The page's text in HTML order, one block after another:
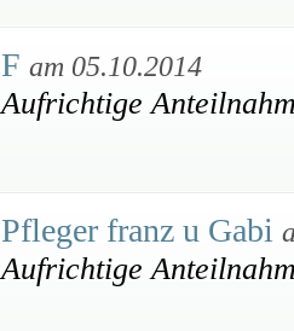
F am 05.10.2014
Aufrichtige
Pfleger franz u Gabi
Aufrichtige